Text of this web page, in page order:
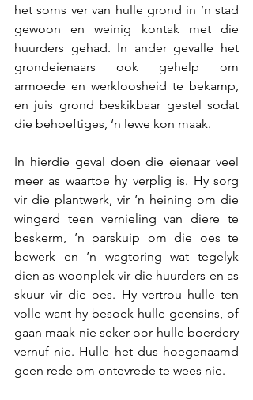
het soms ver van hulle grond in ’n stad
gewoon en weinig kontak met die
huurders gehad. In ander gevalle het
grondeienaars ook gehelp om
armoede en werkloosheid te bekamp,
en juis grond beskikbaar gestel sodat
die behoeftiges, ‘n lewe kon maak.
In hierdie geval doen die eienaar veel
meer as waartoe hy verplig is. Hy sorg
vir die plantwerk, vir ’n heining om die
wingerd teen vernieling van diere te
beskerm, ’n parskuip om die oes te
bewerk en ’n wagtoring wat tegelyk
dien as woonplek vir die huurders en as
skuur vir die oes. Hy vertrou hulle ten
volle want hy besoek hulle geensins, of
gaan maak nie seker oor hulle boerdery
vernuf nie. Hulle het dus hoegenaamd
geen rede om ontevrede te wees nie.